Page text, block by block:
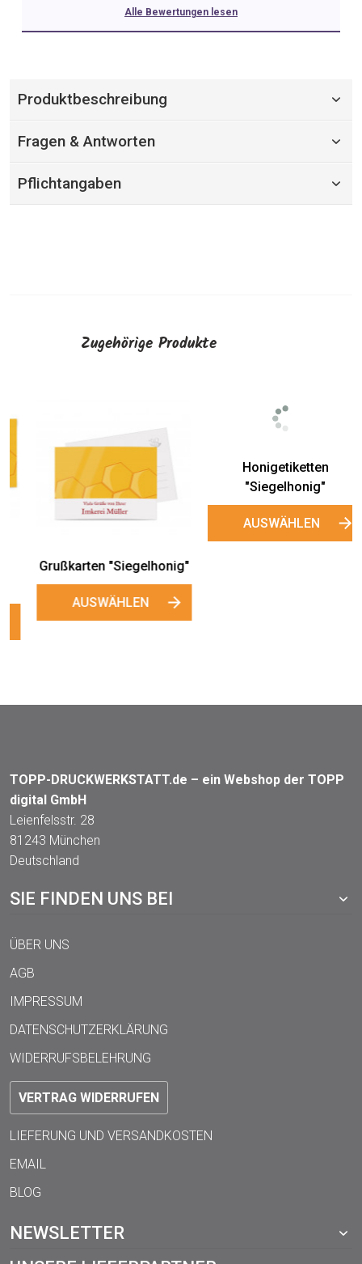
Alle Bewertungen lesen
Produktbeschreibung
Fragen & Antworten
Pflichtangaben
Zugehörige Produkte
Honigetiketten
"Siegelhonig"
AUSWÄHLEN
Siegeletiketten
"Siegelhonig"
AUSWÄHLEN
TOPP-DRUCKWERKSTATT.de – ein Webshop der TOPP
digital GmbH
Leienfelsstr. 28
81243 München
Deutschland
SIE FINDEN UNS BEI
ÜBER UNS
AGB
IMPRESSUM
DATENSCHUTZERKLÄRUNG
WIDERRUFSBELEHRUNG
VERTRAG WIDERRUFEN
LIEFERUNG UND VERSANDKOSTEN
EMAIL
BLOG
NEWSLETTER